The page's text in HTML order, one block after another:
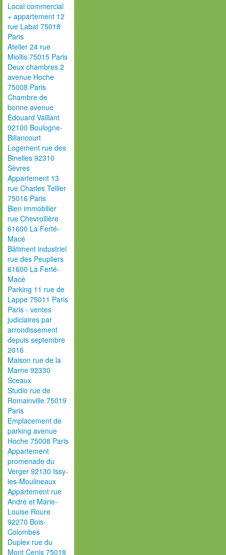
Local commercial
+ appartement 12
rue Labat 75018
Paris
Atelier 24 rue
Miollis 75015 Paris
Deux chambres 2
avenue Hoche
75008 Paris
Chambre de
bonne avenue
Edouard Vaillant
92100 Boulogne-
Billancourt
Logement rue des
Binelles 92310
Sèvres
Appartement 13
rue Charles Tellier
75016 Paris
Bien immobilier
rue Chevrollière
61600 La Ferté-
Macé
Bâtiment industriel
rue des Peupliers
61600 La Ferté-
Macé
Parking 11 rue de
Lappe 75011 Paris
Paris - ventes
judiciaires par
arrondissement
depuis septembre
2016
Maison rue de la
Marne 92330
Sceaux
Studio rue de
Romainville 75019
Paris
Emplacement de
parking avenue
Hoche 75008 Paris
Appartement
promenade du
Verger 92130 Issy-
les-Moulineaux
Appartement rue
André et Marie-
Louise Roure
92270 Bois-
Colombes
Duplex rue du
Mont Cenis 75018